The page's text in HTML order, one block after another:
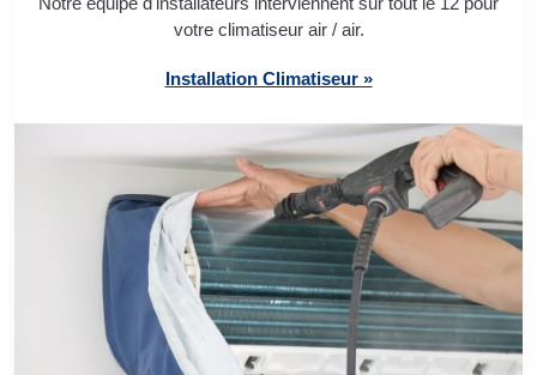
votre climatiseur air / air.
Installation Climatiseur »